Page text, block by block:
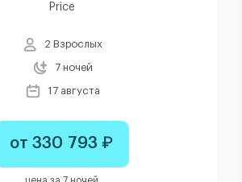
Price
2 Взрослых
7 ночей
17 августа
от 330 793 ₽
цена за 7 ночей